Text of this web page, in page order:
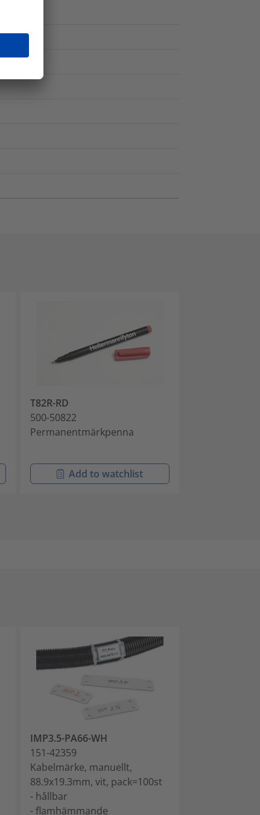
T82R-RD
500-50822
Permanentmärkpenna
Add to watchlist
IMP3.5-PA66-WH
151-42359
Kabelmärke, manuellt,
88.9x19.3mm, vit, pack=100st
- hållbar
- flamhämmande